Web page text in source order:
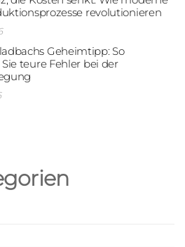
revolutionieren
Geheimtipp: So
teure Fehler bei der